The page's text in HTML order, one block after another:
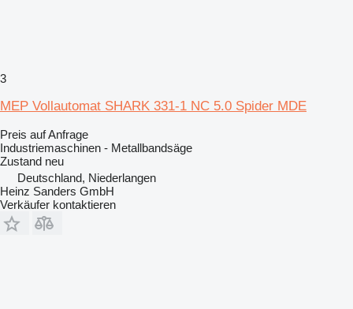
3
MEP Vollautomat SHARK 331-1 NC 5.0 Spider MDE
Preis auf Anfrage
Industriemaschinen - Metallbandsäge
Zustand neu
Deutschland, Niederlangen
Heinz Sanders GmbH
Verkäufer kontaktieren